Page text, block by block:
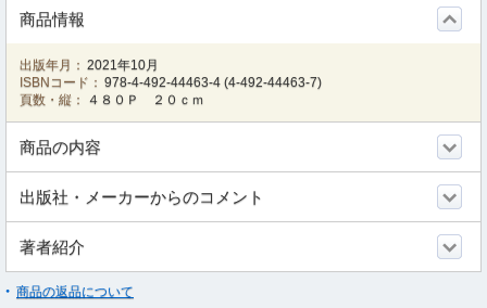
商品情報
出版年月： 2021年10月
ISBNコード： 978-4-492-44463-4 (4-492-44463-7)
頁数・縦：
４８０Ｐ ２０ｃｍ
商品の内容
出版社・メーカーからのコメント
著者紹介
商品の返品について